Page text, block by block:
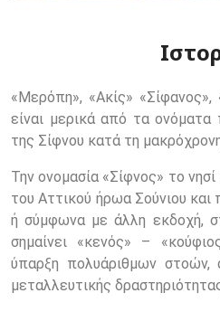
«Μερόπη», «Ακίς» «Σίφανος»,
είναι μερικά από τα ονόματα
της Σίφνου κατά τη
Την ονομασία «Σίφνος» το
του Αττικού ήρωα Σούνιου και
ή σύμφωνα με άλλη εκδοχή,
σημαίνει «κενός» –
ύπαρξη πολυάριθμων στοών,
μεταλλευτικής